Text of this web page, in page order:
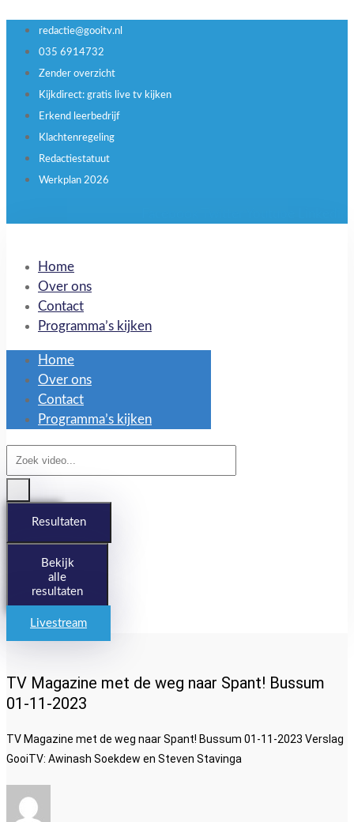
redactie@gooitv.nl
035 6914732
Zender overzicht
Kijkdirect: gratis live tv kijken
Erkend leerbedrijf
Klachtenregeling
Redactiestatuut
Werkplan 2026
Home
Over ons
Contact
Programma’s kijken
Home
Over ons
Contact
Programma’s kijken
Search
...
Resultaten
Bekijk
alle
resultaten
Livestream
TV Magazine met de weg naar Spant! Bussum
01-11-2023
TV Magazine met de weg naar Spant! Bussum 01-11-2023 Verslag
GooiTV: Awinash Soekdew en Steven Stavinga